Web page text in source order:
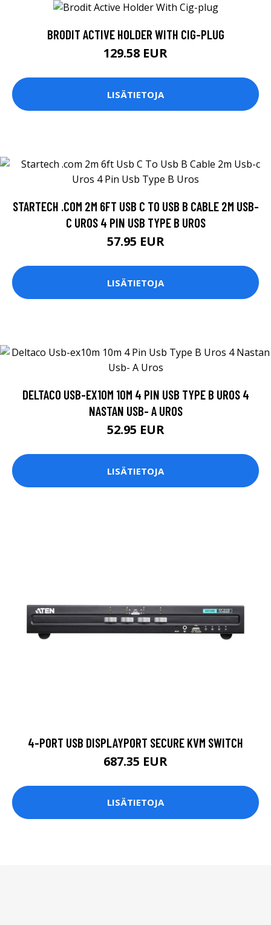
BRODIT ACTIVE HOLDER WITH CIG-PLUG
129.58 EUR
LISÄTIETOJA
STARTECH .COM 2M 6FT USB C TO USB B CABLE 2M USB-
C UROS 4 PIN USB TYPE B UROS
57.95 EUR
LISÄTIETOJA
DELTACO USB-EX10M 10M 4 PIN USB TYPE B UROS 4
NASTAN USB- A UROS
52.95 EUR
LISÄTIETOJA
4-PORT USB DISPLAYPORT SECURE KVM SWITCH
687.35 EUR
LISÄTIETOJA